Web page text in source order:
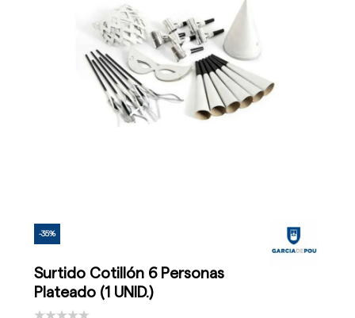
-35%
Surtido Cotillón 6 Personas
Plateado (1 UNID.)